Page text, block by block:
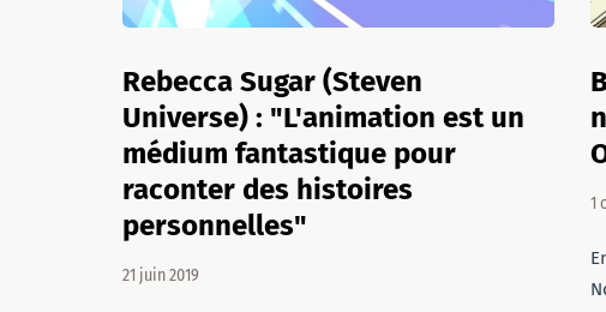
Rebecca Sugar (Steven
Universe) : "L'animation est un
médium fantastique pour
raconter des histoires
personnelles"
21 juin 2019
1